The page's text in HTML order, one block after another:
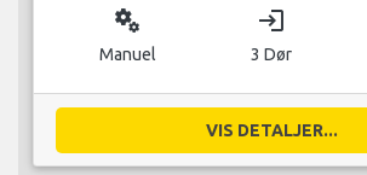
miscellaneous_services
Manuel
login
3 Dør
VIS DETALJER...